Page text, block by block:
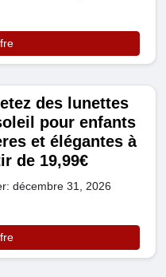
des lunettes
pour enfants
et élégantes à
de 19,99€
décembre 31, 2026